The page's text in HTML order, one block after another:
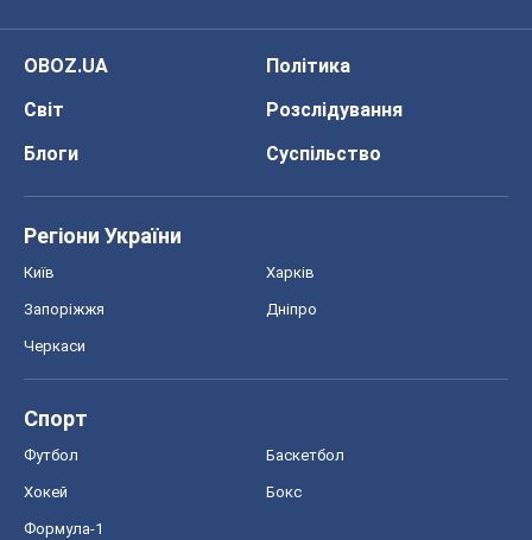
OBOZ.UA
Політика
Світ
Розслідування
Блоги
Суспільство
Регіони України
Київ Харків
Запоріжжя Дніпро
Черкаси
Спорт
Футбол Баскетбол
Хокей Бокс
Формула-1